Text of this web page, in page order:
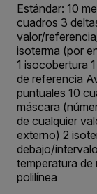
Estándar: 10
cuadros 3
valor/
isoterma (por
1 isocobertura
de referencia
puntuales 10
máscara
de cualquier
externo) 2
debajo/
temperatura de
polilínea